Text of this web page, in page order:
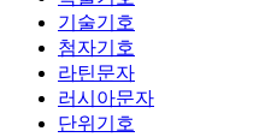
기술기호
첨자기호
라틴문자
러시아문자
단위기호